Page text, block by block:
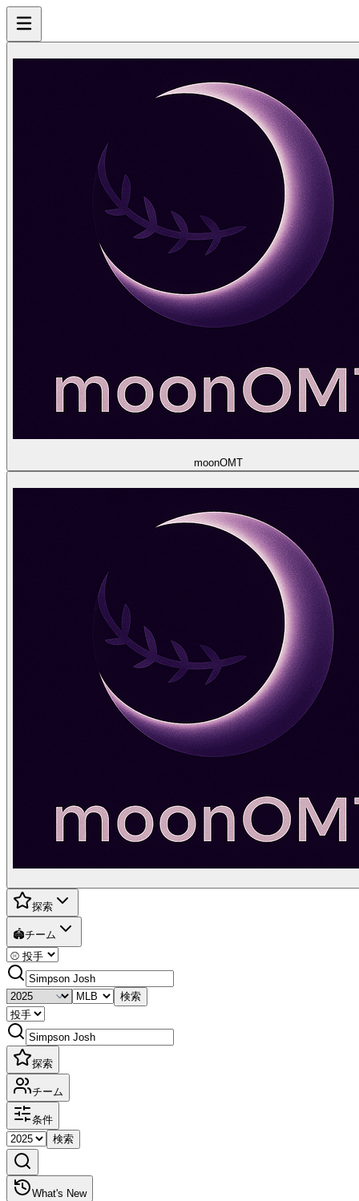
moonOMT
探索
🏟️チーム
検索
探索
チーム
条件
検索
What's New